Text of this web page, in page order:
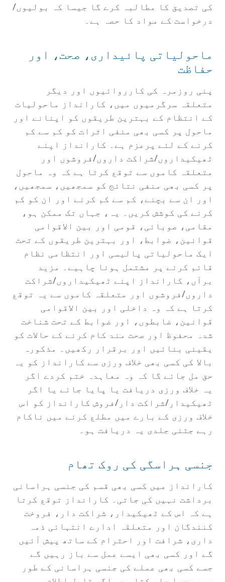
کی تصدیق کا مطالبہ کرے گا جیسا کہ بولیوں/
درخواست کے مواد کا حصہ ہے۔
ماحولیاتی پائیداری، صحت، اور
حفاظت
پنی روزمرہ کی کارروائیوں اور دیگر
متعلقہ سرگرمیوں میں، کارانداز ماحولیات
کے انتظام کے بہترین طریقوں کو اپنانے اور
ماحول پر کسی بھی منفی اثرات کو کم سے کم
کرنے کے لئے پرعزم ہے۔ کارانداز اپنے
ٹھیکیداروں/شراکت داروں/فروشوں اور
متعلقہ کاموں سے توقع کرتا ہے کہ وہ ماحول
پر کسی بھی منفی نتائج کو سمجھیں، سمجھیں،
اور ان سے بچنے، کم سے کم کرنے اور ان کو کم
کرنے کی کوشش کریں۔ یہ، جہاں تک ممکن ہو،
مقامی، صوبائی، قومی اور بین الاقوامی
قوانین، ضوابط، اور بہترین طریقوں کے تحت
ایک ماحولیاتی پالیسی اور انتظامی نظام
قائم کرنے پر مشتمل ہونا چاہیے۔ مزید
برآں، کارانداز اپنے ٹھیکیداروں/شراکت
داروں/فروشوں اور متعلقہ کاموں سے یہ توقع
کرتا ہے کہ وہ داخلی اور بین الاقوامی
قوانین، ضابطوں، اور ضوابط کے تحت شناخت
شدہ محفوظ اور صحت مند کام کرنے کے حالات کو
یقینی بنائیں اور برقرار رکھیں۔ مذکورہ
بالا کی کسی بھی خلاف ورزی سے کارانداز کو یہ
حق مل جائے گا کہ وہ معاہدہ ختم کردے اگر
یہ خلاف ورزی دریافت یا پایا جائے یا اگر
ٹھیکیدار/شراکت دار/فروش کارانداز کو اس
خلاف ورزی کے بارے میں مطلع کرنے میں ناکام
رہے جتنی جلدی یہ دریافت ہو۔
جنسی ہراسگی کی روک تھام
کارانداز میں کسی بھی قسم کی جنسی ہراسانی
برداشت نہیں کی جاتی۔ کارانداز توقع کرتا
ہے کہ اس کے ٹھیکیدار، شراکت دار، فروخت
کنندگان اور متعلقہ ادارے انتہائی ذمہ
داری، شرافت اور احترام کے ساتھ پیش آئیں
گے اور کسی بھی ایسے عمل سے باز رہیں گے
جسے کسی بھی عملے کی جنسی ہراسانی کے طور